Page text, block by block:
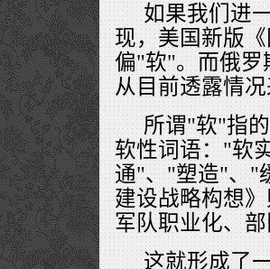
如果我们进
现，美国新版
偏"软"。而俄罗
从目前透露情
所谓"软"指
软性词语："软
通"、"塑造"、"
建设战略构想
军队职业化、
这就形成了